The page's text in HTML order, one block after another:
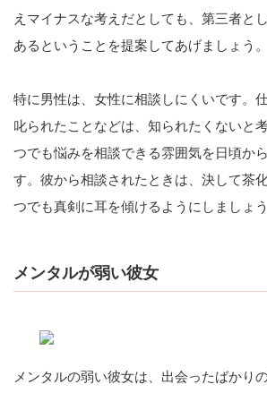
えマイナスな考えだとしても、第三者と
あるということを提案してあげましょう。
特に男性は、女性に相談しにくいです。
叱られたことなどは、知られたくないと
つでも悩みを相談できる雰囲気を日頃か
す。彼から相談されたときは、決して茶
つでも真剣に耳を傾けるようにしましょう
メンタルが弱い彼女
メンタルの弱い彼女は、出会ったばかり